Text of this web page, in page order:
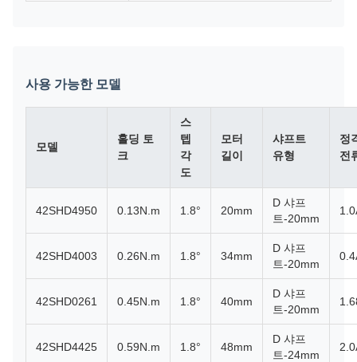
사용 가능한 모델
모델
홀딩 토
크
스
텝
각
도
모터
길이
샤프트
유형
정
전
42SHD4950 0.13N.m 1.8° 20mm
D 샤프
트-20mm
42SHD4003 0.26N.m 1.8° 34mm
D 샤프
트-20mm
42SHD0261 0.45N.m 1.8° 40mm
D 샤프
트-20mm
42SHD4425 0.59N.m 1.8° 48mm
D 샤프
트-24mm